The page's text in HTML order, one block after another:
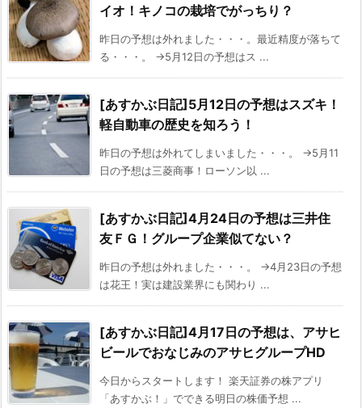
イオ！キノコの栽培でがっちり？
昨日の予想は外れました・・・。最近精度が落ちて
る・・・。 →5月12日の予想はス ...
[あすかぶ日記]5月12日の予想はスズキ！
軽自動車の歴史を知ろう！
昨日の予想は外れてしまいました・・・。 →5月11
日の予想は三菱商事！ローソン以 ...
[あすかぶ日記]4月24日の予想は三井住
友ＦＧ！グループ企業似てない？
昨日の予想は外れました・・・。 →4月23日の予想
は花王！実は建設業界にも関わり ...
[あすかぶ日記]4月17日の予想は、アサヒ
ビールでおなじみのアサヒグループHD
今日からスタートします！ 楽天証券の株アプリ
「あすかぶ！」でできる明日の株価予想 ...